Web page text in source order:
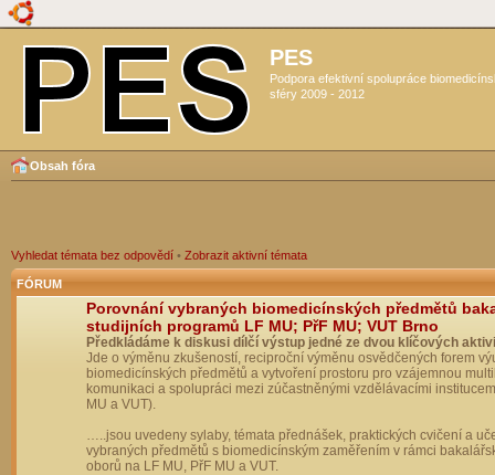
PES
Podpora efektivní spolupráce
sféry 2009 - 2012
Obsah fóra
Vyhledat témata bez odpovědí • Zobrazit aktivní témata
FÓRUM
Porovnání vybraných biomedicínských předmětů
studijních programů LF MU; PřF MU; VUT Brno
Předkládáme k diskusi dílčí výstup jedné ze dvou klíčových
Jde o výměnu zkušeností, reciproční výměnu osvědčených forem
biomedicínských předmětů a vytvoření prostoru pro vzájemnou
komunikaci a spolupráci mezi zúčastněnými vzdělávacími
MU a VUT).
…..jsou uvedeny sylaby, témata přednášek, praktických cvičení a
vybraných předmětů s biomedicínským zaměřením v rámci
oborů na LF MU, PřF MU a VUT.